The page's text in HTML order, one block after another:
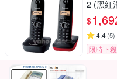
2 (黑紅
$
4.4(5)
限時下殺